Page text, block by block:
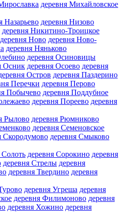
деревня Михайловское
Назарьево деревня Низово
деревня Никитино-Троицкое
деревня Ново деревня Ново-
деревня Няньково
деревня Осиновицы
Осник деревня Осоево деревня
Остров деревня Паздерино
Перечки деревня Перово
Побычево деревня Поддубное
деревня Пореево деревня
Рылово деревня Рюмниково
деревня Семеновское
Скородумово деревня Смыково
Солоть деревня Сорокино деревня
деревня Стрелы деревня
деревня Твердино деревня
деревня Угреша деревня
деревня Филимоново деревня
деревня Хожино деревня